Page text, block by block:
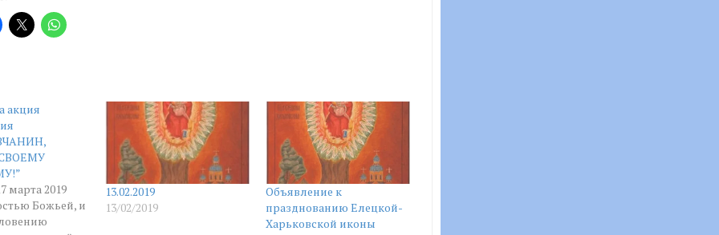
акция
марта 2019
Божьей, и
13.02.2019
13/02/2019
Объявление к
празднованию Елецкой-
Харьковской иконы